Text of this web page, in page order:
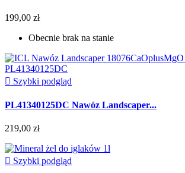
199,00 zł
Obecnie brak na stanie
 Szybki podgląd
PL41340125DC Nawóz Landscaper...
219,00 zł
 Szybki podgląd